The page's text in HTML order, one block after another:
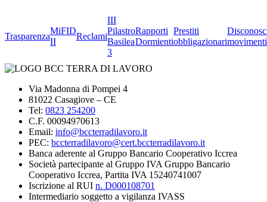
Trasparenza
MiFID
II
Reclami
III
Pilastro
Basilea
3
Rapporti
Dormienti
Prestiti
obbligazionarimovimenti
Via Madonna di Pompei 4
81022 Casagiove – CE
Tel: 0823 254200
C.F. 00094970613
Email: info@bccterradilavoro.it
PEC: bccterradilavoro@cert.bccterradilavoro.it
Banca aderente al Gruppo Bancario Cooperativo Iccrea
Società partecipante al Gruppo IVA Gruppo Bancario
Cooperativo Iccrea, Partita IVA 15240741007
Iscrizione al RUI n. D000108701
Intermediario soggetto a vigilanza IVASS